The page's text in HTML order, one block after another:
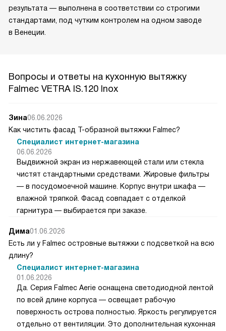
результата — выполнена в соответствии со строгими
стандартами, под чутким контролем на одном заводе
в Венеции.
Вопросы и ответы на кухонную вытяжку
Falmec VETRA IS.120 Inox
Зина06.06.2026
Как чистить фасад Т-образной вытяжки Falmec?
Специалист интернет-магазина
06.06.2026
Выдвижной экран из нержавеющей стали или стекла
чистят стандартными средствами. Жировые фильтры
— в посудомоечной машине. Корпус внутри шкафа —
влажной тряпкой. Фасад совпадает с отделкой
гарнитура — выбирается при заказе.
Дима01.06.2026
Есть ли у Falmec островные вытяжки с подсветкой на всю
длину?
Специалист интернет-магазина
01.06.2026
Да. Серия Falmec Aerie оснащена светодиодной лентой
по всей длине корпуса — освещает рабочую
поверхность острова полностью. Яркость регулируется
отдельно от вентиляции. Это дополнительная кухонная